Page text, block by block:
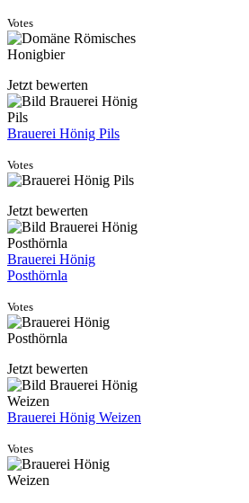
Votes
Jetzt bewerten
Brauerei Hönig Pils
Votes
Jetzt bewerten
Brauerei Hönig
Posthörnla
Votes
Jetzt bewerten
Brauerei Hönig Weizen
Votes